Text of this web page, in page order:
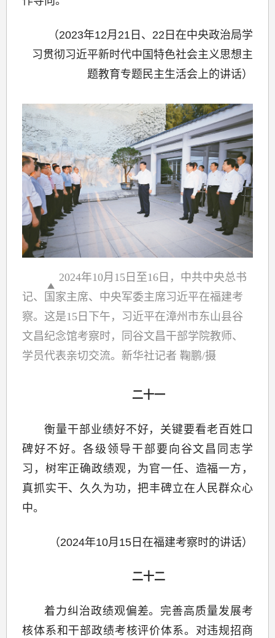
（2023年12月21日、22日在中央政治局学
习贯彻习近平新时代中国特色社会主义思想主
题教育专题民主生活会上的讲话）
2024年10月15日至16日，中共中央总书
记、国家主席、中央军委主席习近平在福建考
察。这是15日下午，习近平在漳州市东山县谷
文昌纪念馆考察时，同谷文昌干部学院教师、
学员代表亲切交流。新华社记者 鞠鹏/摄
二十一
衡量干部业绩好不好，关键要看老百姓口
碑好不好。各级领导干部要向谷文昌同志学
习，树牢正确政绩观，为官一任、造福一方，
真抓实干、久久为功，把丰碑立在人民群众心
中。
（2024年10月15日在福建考察时的讲话）
二十二
着力纠治政绩观偏差。完善高质量发展考
核体系和干部政绩考核评价体系。对违规招商